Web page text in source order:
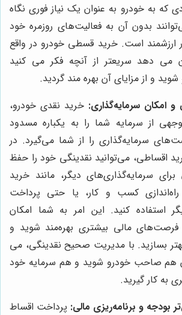
که به خودرو به عنوان یک نیاز فوری نگاه
بدون آن به فعالیت‌های روزمره خود
ارزشمند است. خرید قسطی خودرو در واقع
می دهد سریعتر از آنچه فکر می کنید
و از مزایای آن بهره مند گردید.
امکان سرمایه‌گذاری: خرید نقدی خودرو،
از سرمایه شما را به یکباره مسدود
سرمایه‌گذاری را از شما می‌گیرد. در
اقساطی، می‌توانید نقدینگی خود را حفظ
سرمایه‌گذاری‌های دیگر، مانند خرید
کسب و کار، یا حتی پرداخت
استفاده کنید. این امر به شما امکان
مالی بیشتری بهره‌مند شوید و
بسازید. با مدیریت صحیح نقدینگی، می
هم صاحب خودرو شوید و هم سرمایه خود
به کار گیرید.
بودجه و برنامه‌ریزی مالی: پرداخت اقساط